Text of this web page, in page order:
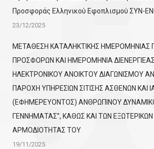
Προσφοράς Ελληνικού Εφοπλισμού ΣΥΝ-
23/12/2025
ΜΕΤΑΘΕΣΗ ΚΑΤΑΛΗΚΤΙΚΗΣ ΗΜΕΡΟΜΗΝΙΑΣ
ΠΡΟΣΦΟΡΩΝ ΚΑΙ ΗΜΕΡΟΜΗΝΙΑ
ΗΛΕΚΤΡΟΝΙΚΟΥ ΑΝΟΙΚΤΟΥ ΔΙΑΓΩΝΙΣΜΟΥ
ΠΑΡΟΧΗ ΥΠΗΡΕΣΙΩΝ ΣΙΤΙΣΗΣ ΑΣΘΕΝΩΝ ΚΑΙ
(ΕΦΗΜΕΡΕΥΟΝΤΟΣ) ΑΝΘΡΩΠΙΝΟΥ
ΓΕΝΝΗΜΑΤΑΣ”, ΚΑΘΩΣ ΚΑΙ ΤΩΝ
ΑΡΜΟΔΙΟΤΗΤΑΣ ΤΟΥ
19/11/2025